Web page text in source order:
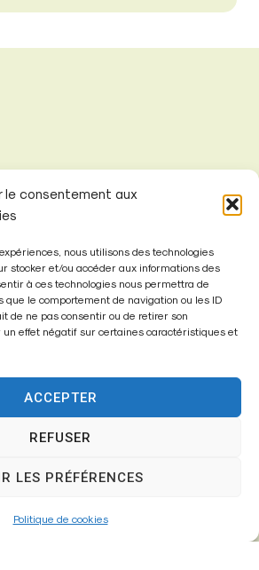
le consentement aux
nous utilisons des technologies
stocker et/ou accéder aux informations des
à ces technologies nous permettra de
le comportement de navigation ou les ID
de ne pas consentir ou de retirer son
effet négatif sur certaines caractéristiques et
ACCEPTER
REFUSER
LES PRÉFÉRENCES
Politique de cookies
– Fontenay-Trésigny
01 64 25 90 67